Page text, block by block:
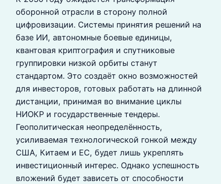
оборонной отрасли в сторону полной
цифровизации. Системы принятия решений на
базе ИИ, автономные боевые единицы,
квантовая криптография и спутниковые
группировки низкой орбиты станут
стандартом. Это создаёт окно возможностей
для инвесторов, готовых работать на длинной
дистанции, принимая во внимание циклы
НИОКР и государственные тендеры.
Геополитическая неопределённость,
усиливаемая технологической гонкой между
США, Китаем и ЕС, будет лишь укреплять
инвестиционный интерес. Однако успешность
вложений будет зависеть от способности